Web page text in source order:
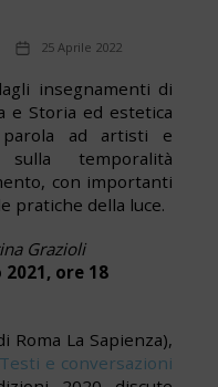
Data
dell'articolo
25 Aprile 2022
insegnamenti di
e Storia ed estetica
ad artisti e
temporalità
con importanti
pratiche della luce.
Grazioli
ore 18
Roma La Sapienza),
e conversazioni